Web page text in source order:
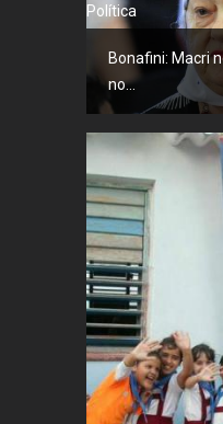
Política
Bonafini: Macri
no...